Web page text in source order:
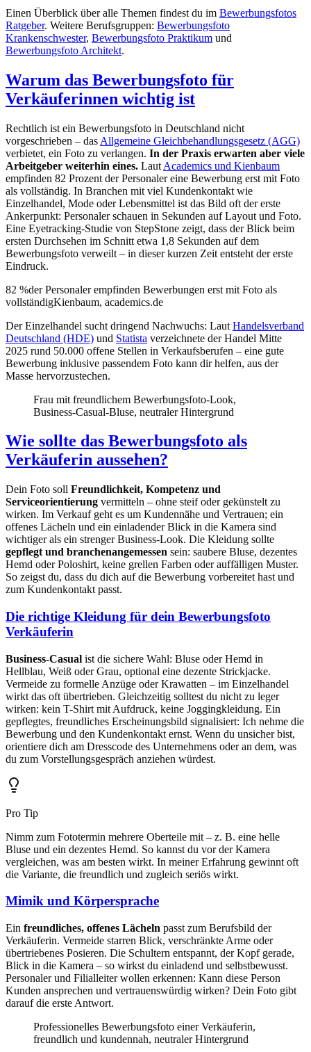
Einen Überblick über alle Themen findest du im Bewerbungsfotos
Ratgeber. Weitere Berufsgruppen: Bewerbungsfoto
Krankenschwester, Bewerbungsfoto Praktikum und
Bewerbungsfoto Architekt.
Warum das Bewerbungsfoto für
Verkäuferinnen wichtig ist
Rechtlich ist ein Bewerbungsfoto in Deutschland nicht
vorgeschrieben – das Allgemeine Gleichbehandlungsgesetz (AGG)
verbietet, ein Foto zu verlangen. In der Praxis erwarten aber viele
Arbeitgeber weiterhin eines. Laut Academics und Kienbaum
empfinden 82 Prozent der Personaler eine Bewerbung erst mit Foto
als vollständig. In Branchen mit viel Kundenkontakt wie
Einzelhandel, Mode oder Lebensmittel ist das Bild oft der erste
Ankerpunkt: Personaler schauen in Sekunden auf Layout und Foto.
Eine Eyetracking-Studie von StepStone zeigt, dass der Blick beim
ersten Durchsehen im Schnitt etwa 1,8 Sekunden auf dem
Bewerbungsfoto verweilt – in dieser kurzen Zeit entsteht der erste
Eindruck.
82 %der Personaler empfinden Bewerbungen erst mit Foto als
vollständigKienbaum, academics.de
Der Einzelhandel sucht dringend Nachwuchs: Laut Handelsverband
Deutschland (HDE) und Statista verzeichnete der Handel Mitte
2025 rund 50.000 offene Stellen in Verkaufsberufen – eine gute
Bewerbung inklusive passendem Foto kann dir helfen, aus der
Masse hervorzustechen.
Frau mit freundlichem Bewerbungsfoto-Look,
Business-Casual-Bluse, neutraler Hintergrund
Wie sollte das Bewerbungsfoto als
Verkäuferin aussehen?
Dein Foto soll Freundlichkeit, Kompetenz und
Serviceorientierung vermitteln – ohne steif oder gekünstelt zu
wirken. Im Verkauf geht es um Kundennähe und Vertrauen; ein
offenes Lächeln und ein einladender Blick in die Kamera sind
wichtiger als ein strenger Business-Look. Die Kleidung sollte
gepflegt und branchenangemessen sein: saubere Bluse, dezentes
Hemd oder Poloshirt, keine grellen Farben oder auffälligen Muster.
So zeigst du, dass du dich auf die Bewerbung vorbereitet hast und
zum Kundenkontakt passt.
Die richtige Kleidung für dein Bewerbungsfoto
Verkäuferin
Business-Casual ist die sichere Wahl: Bluse oder Hemd in
Hellblau, Weiß oder Grau, optional eine dezente Strickjacke.
Vermeide zu formelle Anzüge oder Krawatten – im Einzelhandel
wirkt das oft übertrieben. Gleichzeitig solltest du nicht zu leger
wirken: kein T-Shirt mit Aufdruck, keine Joggingkleidung. Ein
gepflegtes, freundliches Erscheinungsbild signalisiert: Ich nehme die
Bewerbung und den Kundenkontakt ernst. Wenn du unsicher bist,
orientiere dich am Dresscode des Unternehmens oder an dem, was
du zum Vorstellungsgespräch anziehen würdest.
Pro Tip
Nimm zum Fototermin mehrere Oberteile mit – z. B. eine helle
Bluse und ein dezentes Hemd. So kannst du vor der Kamera
vergleichen, was am besten wirkt. In meiner Erfahrung gewinnt oft
die Variante, die freundlich und zugleich seriös wirkt.
Mimik und Körpersprache
Ein freundliches, offenes Lächeln passt zum Berufsbild der
Verkäuferin. Vermeide starren Blick, verschränkte Arme oder
übertriebenes Posieren. Die Schultern entspannt, der Kopf gerade,
Blick in die Kamera – so wirkst du einladend und selbstbewusst.
Personaler und Filialleiter wollen erkennen: Kann diese Person
Kunden ansprechen und vertrauenswürdig wirken? Dein Foto gibt
darauf die erste Antwort.
Professionelles Bewerbungsfoto einer Verkäuferin,
freundlich und kundennah, neutraler Hintergrund